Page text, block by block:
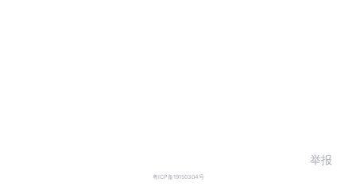
粤ICP备19150304号
举报